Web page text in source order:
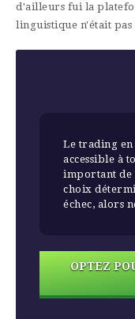
d'ailleurs fui la
linguistique n'était pas
Le trading
accessible à
important de
choix
échec, alors
OPTEZ